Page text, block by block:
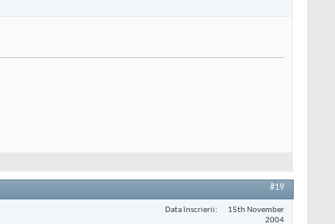
#19
Data înscrierii
15th November
2004